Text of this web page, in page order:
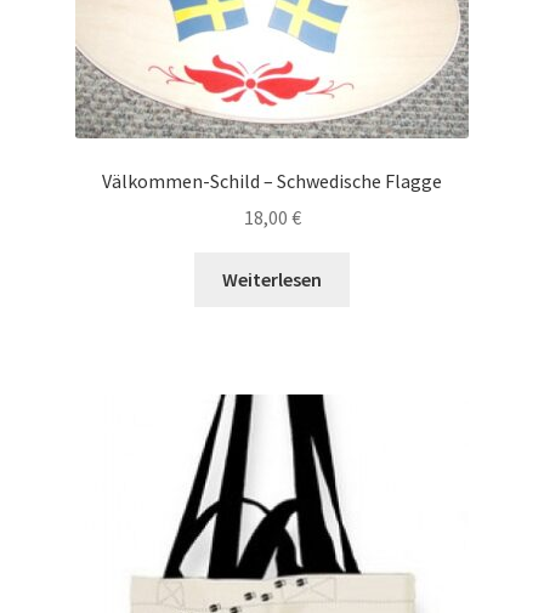
Välkommen-Schild – Schwedische Flagge
18,00 €
Weiterlesen